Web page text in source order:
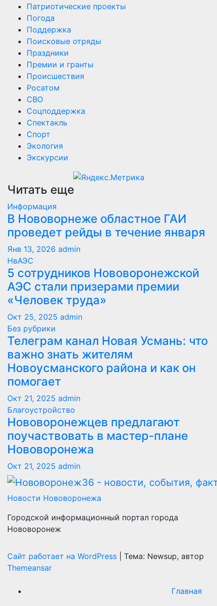
Патриотические проекты
Погода
Поддержка
Поисковые отряды
Праздники
Премии и гранты
Происшествия
Росатом
СВО
Соцподдержка
Спектакль
Спорт
Экология
Экскурсии
Читать еще
Информация
В Нововорнеже областное ГАИ
проведет рейды в течение января
Янв 13, 2026 admin
НвАЭС
5 сотрудников Нововоронежской
АЭС стали призерами премии
«Человек труда»
Окт 25, 2025 admin
Без рубрики
Телеграм канал Новая Усмань: что
важно знать жителям
Новоусманского района и как он
помогает
Окт 21, 2025 admin
Благоустройство
Нововоронежцев предлагают
поучаствовать в мастер-плане
Нововоронежа
Окт 21, 2025 admin
Новости Нововоронежа
Городской информационный портал города
Нововоронеж
Сайт работает на WordPress
Тема: Newsup, автор
Themeansar
Главная